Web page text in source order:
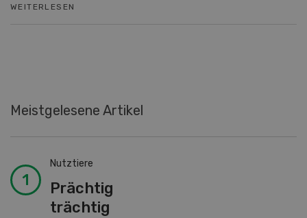
WEITERLESEN
Meistgelesene Artikel
Nutztiere
Prächtig
trächtig